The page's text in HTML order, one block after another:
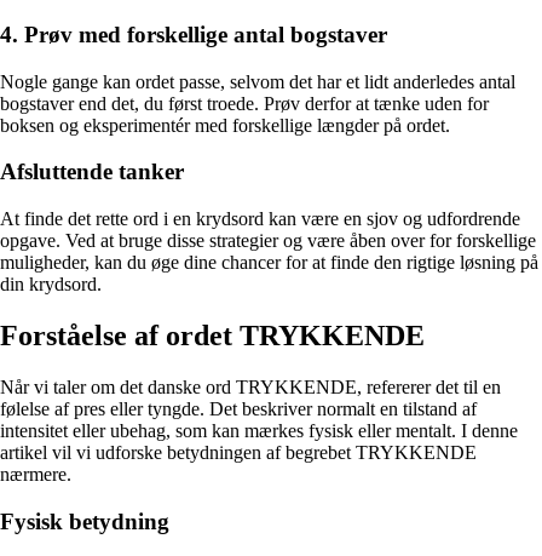
4. Prøv med forskellige antal bogstaver
Nogle gange kan ordet passe, selvom det har et lidt anderledes antal
bogstaver end det, du først troede. Prøv derfor at tænke uden for
boksen og eksperimentér med forskellige længder på ordet.
Afsluttende tanker
At finde det rette ord i en krydsord kan være en sjov og udfordrende
opgave. Ved at bruge disse strategier og være åben over for forskellige
muligheder, kan du øge dine chancer for at finde den rigtige løsning på
din krydsord.
Forståelse af ordet TRYKKENDE
Når vi taler om det danske ord TRYKKENDE, refererer det til en
følelse af pres eller tyngde. Det beskriver normalt en tilstand af
intensitet eller ubehag, som kan mærkes fysisk eller mentalt. I denne
artikel vil vi udforske betydningen af begrebet TRYKKENDE
nærmere.
Fysisk betydning